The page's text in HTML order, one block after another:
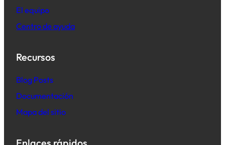
El equipo
Centro de ayuda
Recursos
Blog Posts
Documentación
Mapa del sitio